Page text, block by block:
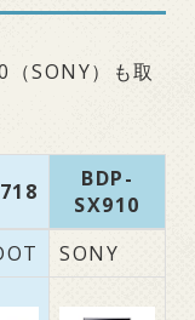
SONY）も取
BDP-
SX910
SONY